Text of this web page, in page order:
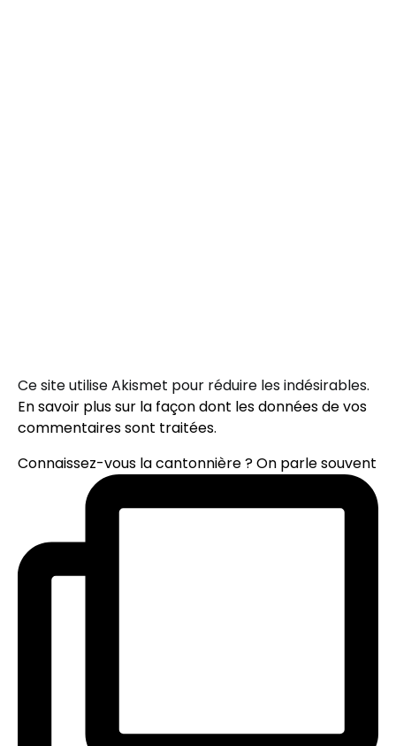
Ce site utilise Akismet pour réduire les indésirables.
En savoir plus sur la façon dont les données de vos
commentaires sont traitées.
Connaissez-vous la cantonnière ? On parle souvent